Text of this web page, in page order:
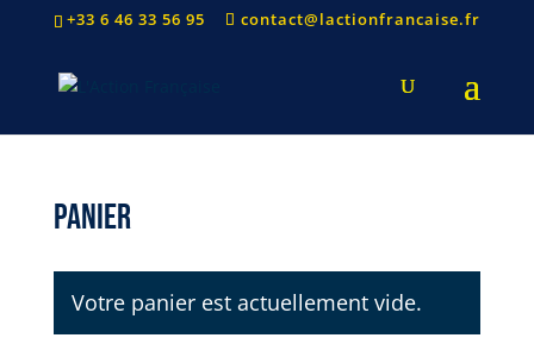
+33 6 46 33 56 95 contact@lactionfrancaise.fr
Panier
Votre panier est actuellement vide.